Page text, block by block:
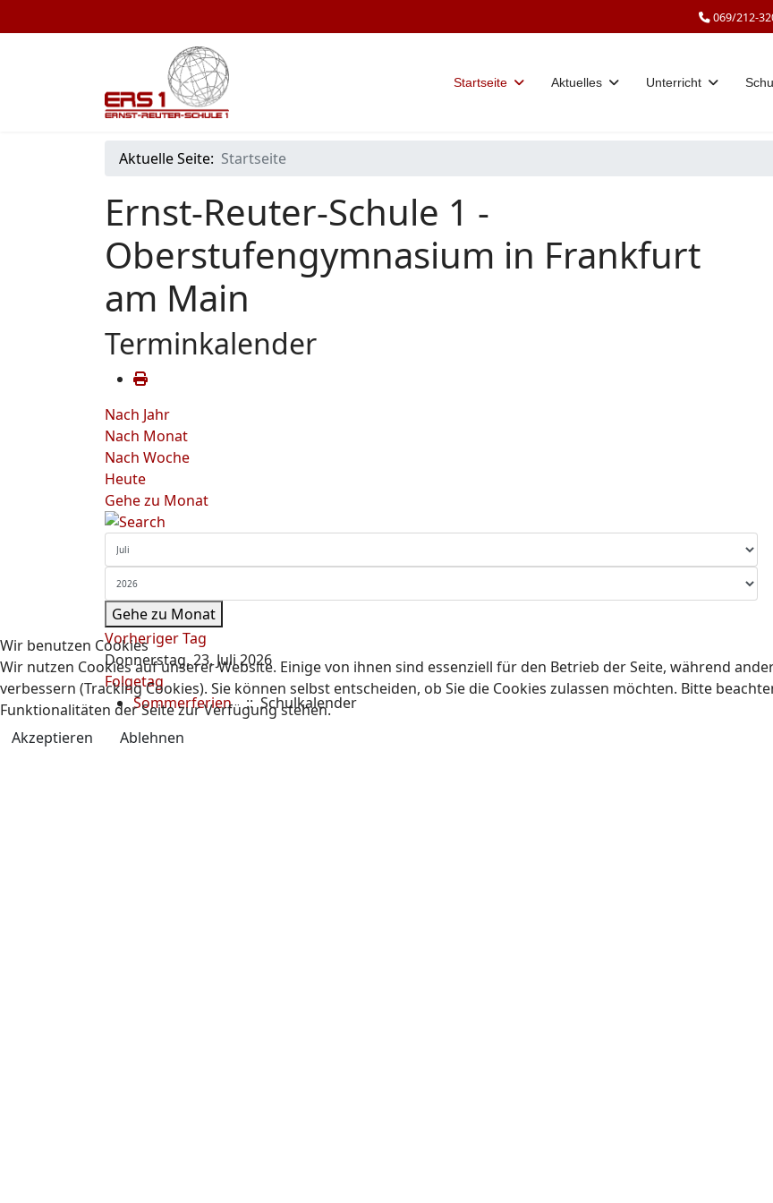
069/212-
Startseite Aktuelles Unterricht
Aktuelle Seite: Startseite
Ernst-Reuter-Schule 1 -
Oberstufengymnasium in Frankfurt
am Main
Terminkalender
Nach Jahr
Nach Monat
Nach Woche
Heute
Gehe zu Monat
Gehe zu Monat
Vorheriger Tag
Donnerstag, 23. Juli 2026
Folgetag
Sommerferien :: Schulkalender
Wir benutzen Cookies
Wir nutzen Cookies auf unserer Website. Einige von ihnen sind essenziell für den Betrieb der Seite, während
verbessern (Tracking Cookies). Sie können selbst entscheiden, ob Sie die Cookies zulassen möchten. Bitte
Funktionalitäten der Seite zur Verfügung stehen.
Akzeptieren
Ablehnen